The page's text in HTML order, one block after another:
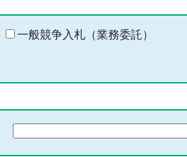
一般競争入札（業務委託）